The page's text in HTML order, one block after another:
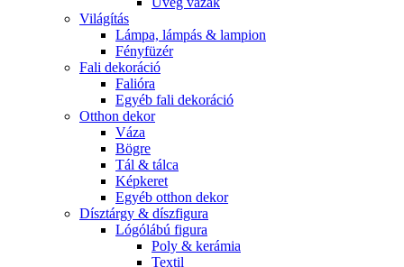
Világítás
Lámpa, lámpás & lampion
Fényfüzér
Fali dekoráció
Falióra
Egyéb fali dekoráció
Otthon dekor
Váza
Bögre
Tál & tálca
Képkeret
Egyéb otthon dekor
Dísztárgy & díszfigura
Lógólábú figura
Poly & kerámia
Textil